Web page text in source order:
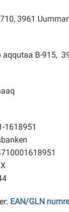
3961
B-915,
1618951
EAN/GLN numre